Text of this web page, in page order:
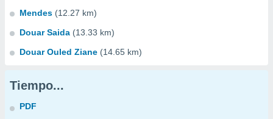
Mendes (12.27 km)
Douar Saida (13.33 km)
Douar Ouled Ziane (14.65 km)
Tiempo...
PDF